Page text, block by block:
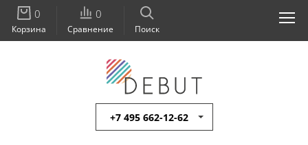
+7 495 662-12-62
Поиск
0
Сравнение
0
Корзина